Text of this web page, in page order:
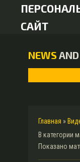
САЙТ
NEWS
Главная »
В категории
Показано